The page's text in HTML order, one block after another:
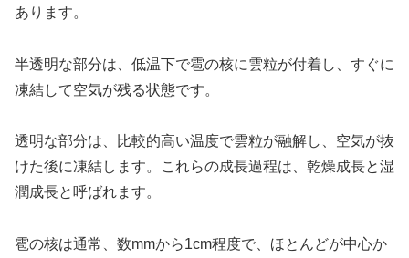
あります。
半透明な部分は、低温下で雹の核に雲粒が付着し、すぐに
凍結して空気が残る状態です。
透明な部分は、比較的高い温度で雲粒が融解し、空気が抜
けた後に凍結します。これらの成長過程は、乾燥成長と湿
潤成長と呼ばれます。
雹の核は通常、数mmから1cm程度で、ほとんどが中心か